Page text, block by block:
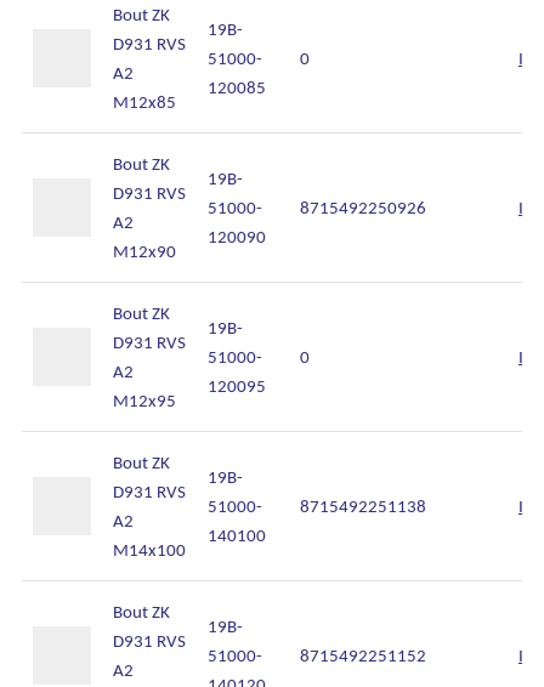
Bout ZK
D931 RVS
A2
M12x85
19B-
51000-
120085
0
Bout ZK
D931 RVS
A2
M12x90
19B-
51000-
120090
8715492250926
Bout ZK
D931 RVS
A2
M12x95
19B-
51000-
120095
0
Bout ZK
D931 RVS
A2
M14x100
19B-
51000-
140100
8715492251138
Bout ZK
D931 RVS
A2
19B-
51000-
8715492251152